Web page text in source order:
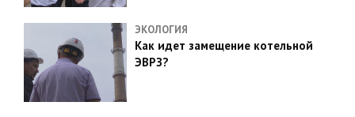
ЭКОЛОГИЯ
Как идет замещение котельной
ЭВРЗ?